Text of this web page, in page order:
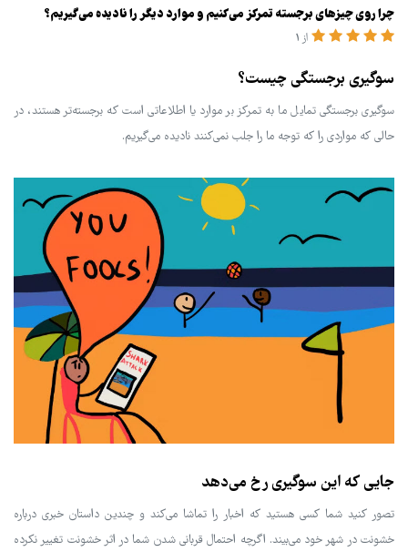
چرا روی چیزهای برجسته تمرکز می‌کنیم و موارد دیگر را نادیده می‌گیریم؟
از 1
سوگیری برجستگی چیست؟
سوگیری برجستگی تمایل ما به تمرکز بر موارد یا اطلاعاتی است که برجسته‌تر هستند، در
حالی که مواردی را که توجه ما را جلب نمی‌کنند نادیده می‌گیریم.
جایی که این سوگیری رخ می‌دهد
تصور کنید شما کسی هستید که اخبار را تماشا می‌کند و چندین داستان خبری درباره
خشونت در شهر خود می‌بیند. اگرچه احتمال قربانی شدن شما در اثر خشونت تغییر نکرده